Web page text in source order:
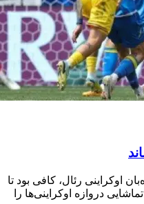
اوکراینی رئال، کافی بود تا
دروازه اوکراینی‌ها را